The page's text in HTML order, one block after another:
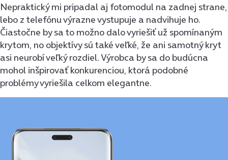
Nepraktický mi pripadal aj fotomodul na zadnej strane,
lebo z telefónu výrazne vystupuje a nadvihuje ho.
Čiastočne by sa to možno dalo vyriešiť už spomínaným
krytom, no objektívy sú také veľké, že ani samotný kryt
asi neurobí veľký rozdiel. Výrobca by sa do budúcna
mohol inšpirovať konkurenciou, ktorá podobné
problémy vyriešila celkom elegantne.